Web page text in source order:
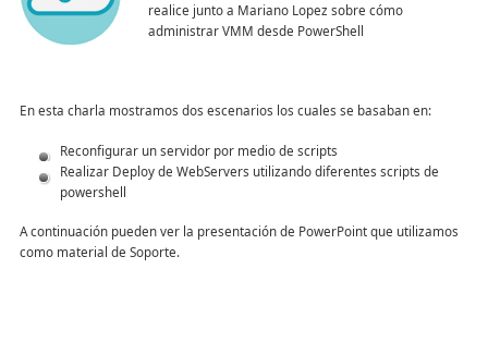
realice junto a Mariano Lopez sobre cómo
administrar VMM desde PowerShell
En esta charla mostramos dos escenarios los cuales se basaban en:
Reconfigurar un servidor por medio de scripts
Realizar Deploy de WebServers utilizando diferentes scripts de
powershell
A continuación pueden ver la presentación de PowerPoint que utilizamos
como material de Soporte.